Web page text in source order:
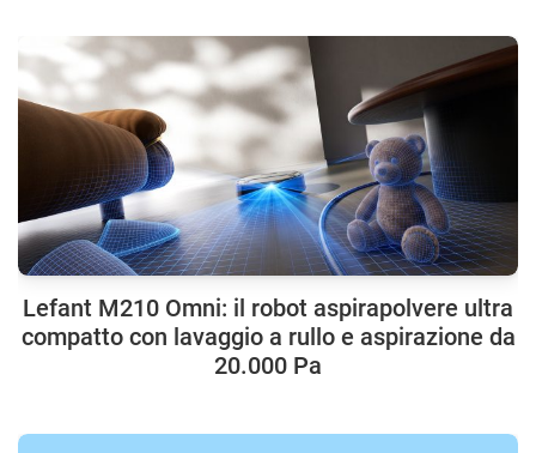
Lefant M210 Omni: il robot aspirapolvere ultra
compatto con lavaggio a rullo e aspirazione da
20.000 Pa